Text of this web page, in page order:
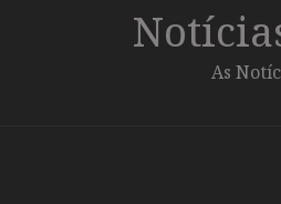
As